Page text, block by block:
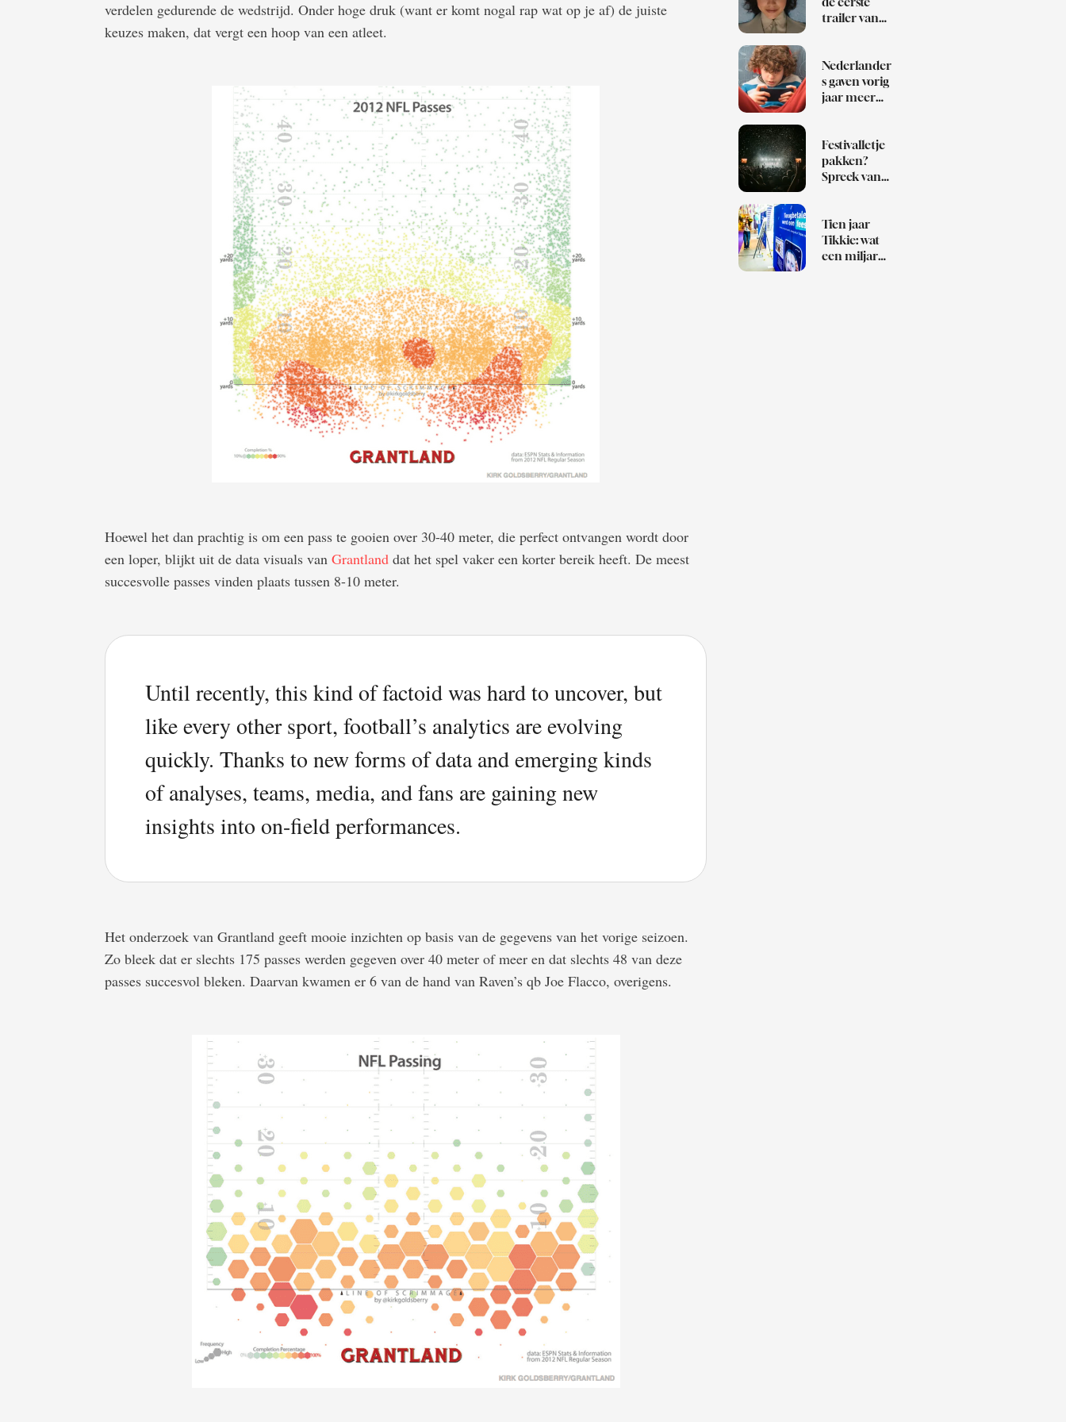
verdelen gedurende de wedstrijd. Onder hoge druk (want er komt nogal rap wat op je af) de juiste
keuzes maken, dat vergt een hoop van een atleet.
Hoewel het dan prachtig is om een pass te gooien over 30-40 meter, die perfect ontvangen wordt door
een loper, blijkt uit de data visuals van Grantland dat het spel vaker een korter bereik heeft. De meest
succesvolle passes vinden plaats tussen 8-10 meter.
Until recently, this kind of factoid was hard to uncover, but
like every other sport, football’s analytics are evolving
quickly. Thanks to new forms of data and emerging kinds
of analyses, teams, media, and fans are gaining new
insights into on-field performances.
Het onderzoek van Grantland geeft mooie inzichten op basis van de gegevens van het vorige seizoen.
Zo bleek dat er slechts 175 passes werden gegeven over 40 meter of meer en dat slechts 48 van deze
passes succesvol bleken. Daarvan kwamen er 6 van de hand van Raven’s qb Joe Flacco, overigens.
trailer van
Nederlander
s gaven vorig
jaar meer
games
Festivalletje
pakken?
Spreek van
Tien jaar
Tikkie: wat
een miljard